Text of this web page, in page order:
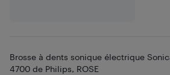
Brosse à dents sonique électrique
4700 de Philips, ROSE